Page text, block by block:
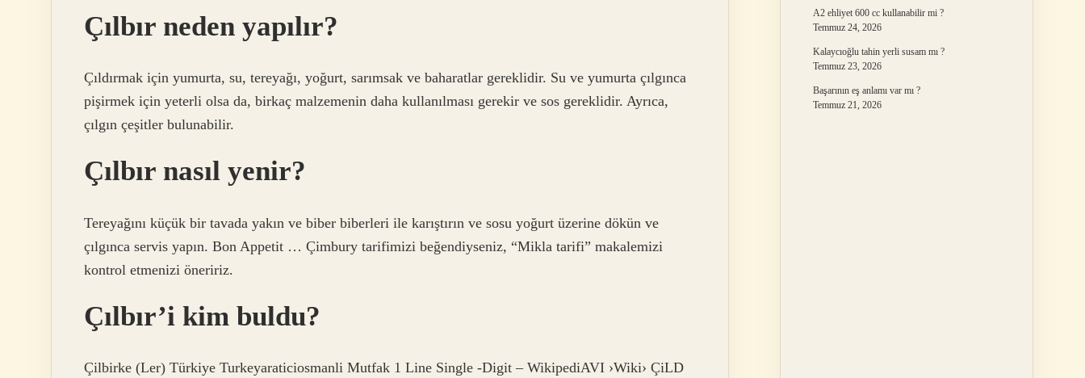
Çılbır neden yapılır?
Çıldırmak için yumurta, su, tereyağı, yoğurt, sarımsak ve baharatlar gereklidir. Su ve yumurta çılgınca
pişirmek için yeterli olsa da, birkaç malzemenin daha kullanılması gerekir ve sos gereklidir. Ayrıca,
çılgın çeşitler bulunabilir.
Çılbır nasıl yenir?
Tereyağını küçük bir tavada yakın ve biber biberleri ile karıştırın ve sosu yoğurt üzerine dökün ve
çılgınca servis yapın. Bon Appetit … Çimbury tarifimizi beğendiyseniz, “Mikla tarifi” makalemizi
kontrol etmenizi öneririz.
Çılbır’i kim buldu?
Çilbirke (Ler) Türkiye Turkeyaraticiosmanli Mutfak 1 Line Single -Digit – WikipediAVI ›Wiki› ÇiLD
A2 ehliyet 600 cc kullanabilir mi ?
Temmuz 24, 2026
Kalaycıoğlu tahin yerli susam mı ?
Temmuz 23, 2026
Başarının eş anlamı var mı ?
Temmuz 21, 2026